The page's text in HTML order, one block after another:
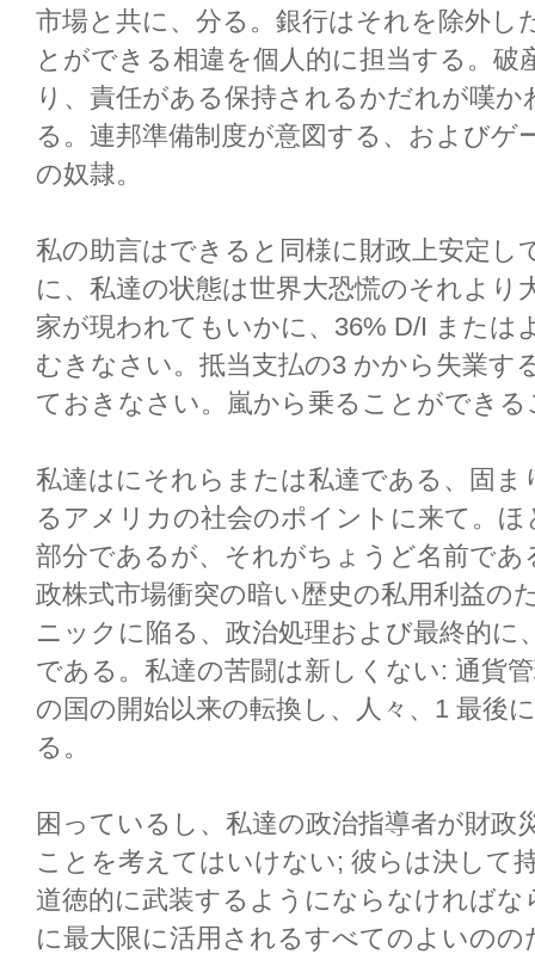
市場と共に、分る。銀行はそれを除外し
とができる相違を個人的に担当する。
り、責任がある保持されるかだれが嘆
る。連邦準備制度が意図する、および
の奴隷。
私の助言はできると同様に財政上安定
に、私達の状態は世界大恐慌のそれより
家が現われてもいかに、36% D/I または
むきなさい。抵当支払の3 かから失業す
ておきなさい。嵐から乗ることができ
私達はにそれらまたは私達である、固
るアメリカの社会のポイントに来て。
部分であるが、それがちょうど名前で
政株式市場衝突の暗い歴史の私用利益の
ニックに陥る、政治処理および最終的に
である。私達の苦闘は新しくない: 通貨
の国の開始以来の転換し、人々、1 最後
る。
困っているし、私達の政治指導者が財政
ことを考えてはいけない; 彼らは決して
道徳的に武装するようにならなければ
に最大限に活用されるすべてのよいの